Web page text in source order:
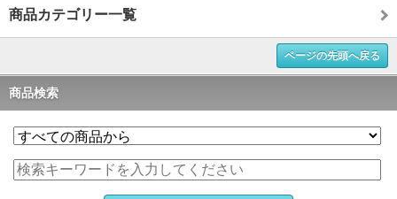
商品カテゴリー一覧
ページの先頭へ戻る
商品検索